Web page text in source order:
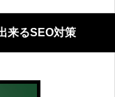
自分が
来るSEO対策